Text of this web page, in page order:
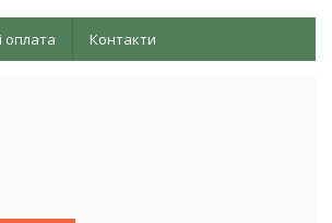
оплата Контакти